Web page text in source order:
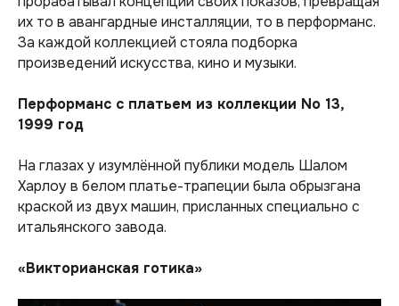
их то в авангардные инсталляции, то в перформанс.
За каждой коллекцией стояла подборка
произведений искусства, кино и музыки.
Перформанс с платьем из коллекции No 13,
1999 год
На глазах у изумлённой публики модель Шалом
Харлоу в белом платье-трапеции была обрызгана
краской из двух машин, присланных специально с
итальянского завода.
«Викторианская готика»